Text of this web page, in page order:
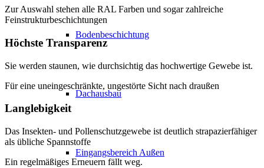
Bodenbeschichtung
Dachausbau
Eingangsbereich Außen
Zur Auswahl stehen alle RAL Farben und sogar zahlreiche
Feinstrukturbeschichtungen
Höchste Transparenz
Sie werden staunen, wie durchsichtig das hochwertige Gewebe ist.
Für eine uneingeschränkte, ungestörte Sicht nach draußen
Langlebigkeit
Das Insekten- und Pollenschutzgewebe ist deutlich strapazierfähiger
als übliche Spannstoffe
Ein regelmäßiges Erneuern fällt weg.